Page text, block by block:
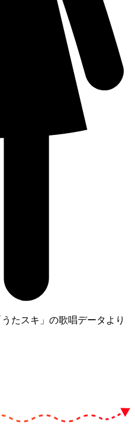
たスキ」の歌唱データより